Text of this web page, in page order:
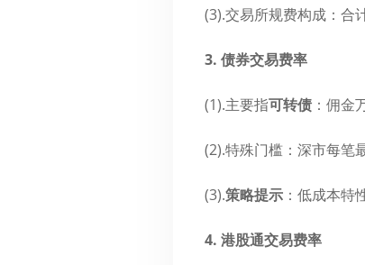
(3).交易所规费构成：合
3. 债券交易费率
(1).主要指可转债 ：佣金
(2).特殊门槛：深市每笔
(3).策略提示 ：低成本特
4. 港股通交易费率